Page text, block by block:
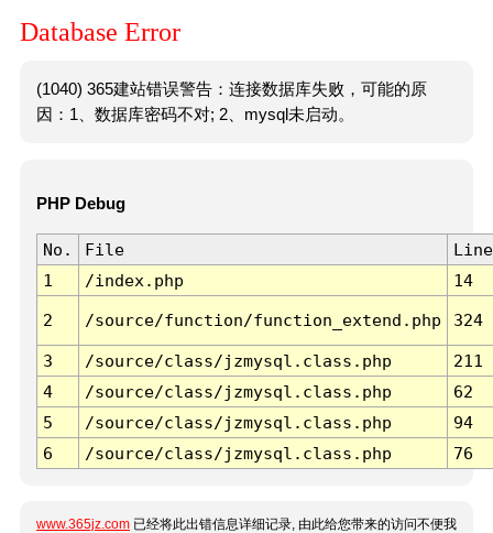
Database Error
(1040) 365建站错误警告：连接数据库失败，可能的原
因：1、数据库密码不对; 2、mysql未启动。
PHP Debug
No. File
Line
1
/index.php 14
2 /source/function/function_extend.php 324
3 /source/class/jzmysql.class.php
211
4
/source/class/jzmysql.class.php
62
5
/source/class/jzmysql.class.php
94
6
/source/class/jzmysql.class.php 76
www.365jz.com 已经将此出错信息详细记录, 由此给您带来的访问不便我